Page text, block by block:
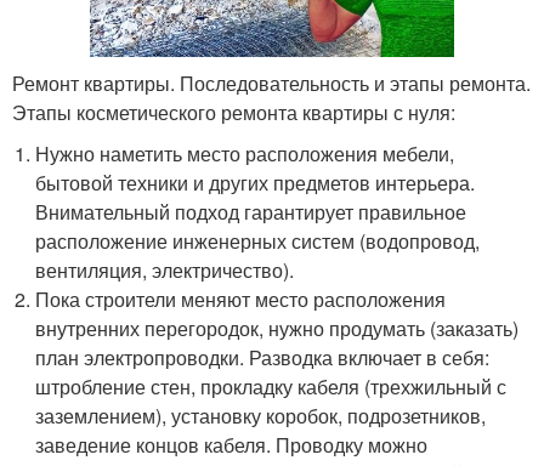
Ремонт квартиры. Последовательность и этапы ремонта.
Этапы косметического ремонта квартиры с нуля:
Нужно наметить место расположения мебели,
бытовой техники и других предметов интерьера.
Внимательный подход гарантирует правильное
расположение инженерных систем (водопровод,
вентиляция, электричество).
Пока строители меняют место расположения
внутренних перегородок, нужно продумать (заказать)
план электропроводки. Разводка включает в себя:
штробление стен, прокладку кабеля (трехжильный с
заземлением), установку коробок, подрозетников,
заведение концов кабеля. Проводку можно